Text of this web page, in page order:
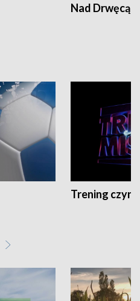
Nad Drwęcą
Trening czyni